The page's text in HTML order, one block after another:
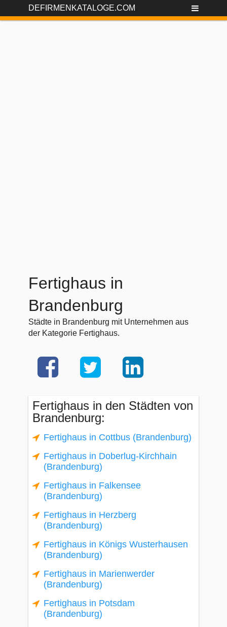
DEFIRMENKATALOGE.COM
Fertighaus in
Brandenburg
Städte in Brandenburg mit Unternehmen aus
der Kategorie Fertighaus.
Fertighaus in den Städten von
Brandenburg:
Fertighaus in Cottbus (Brandenburg)
Fertighaus in Doberlug-Kirchhain
(Brandenburg)
Fertighaus in Falkensee
(Brandenburg)
Fertighaus in Herzberg
(Brandenburg)
Fertighaus in Königs Wusterhausen
(Brandenburg)
Fertighaus in Marienwerder
(Brandenburg)
Fertighaus in Potsdam
(Brandenburg)